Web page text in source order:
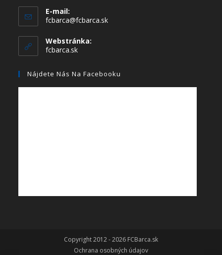
E-mail:
fcbarca@fcbarca.sk
Webstránka:
fcbarca.sk
Nájdete Nás Na Facebooku
Copyright 2012 - 2026 FCBarca.sk
Ochrana osobných údajov